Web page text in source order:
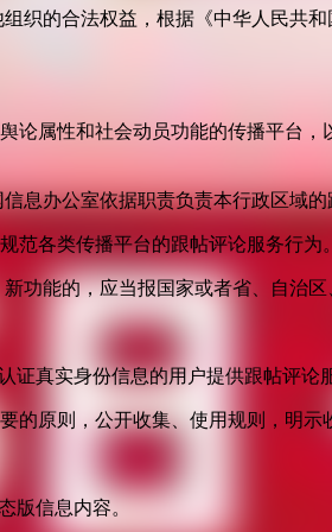
织的合法权益，根据《中华人民共
属性和社会动员功能的传播平台
息办公室依据职责负责本行政区域
范各类传播平台的跟帖评论服务行为
功能的，应当报国家或者省、自治
证真实身份信息的用户提供跟帖评论
的原则，公开收集、使用规则，明
版信息内容。